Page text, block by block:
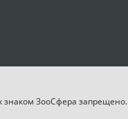
знаком ЗooСфера запрещено.